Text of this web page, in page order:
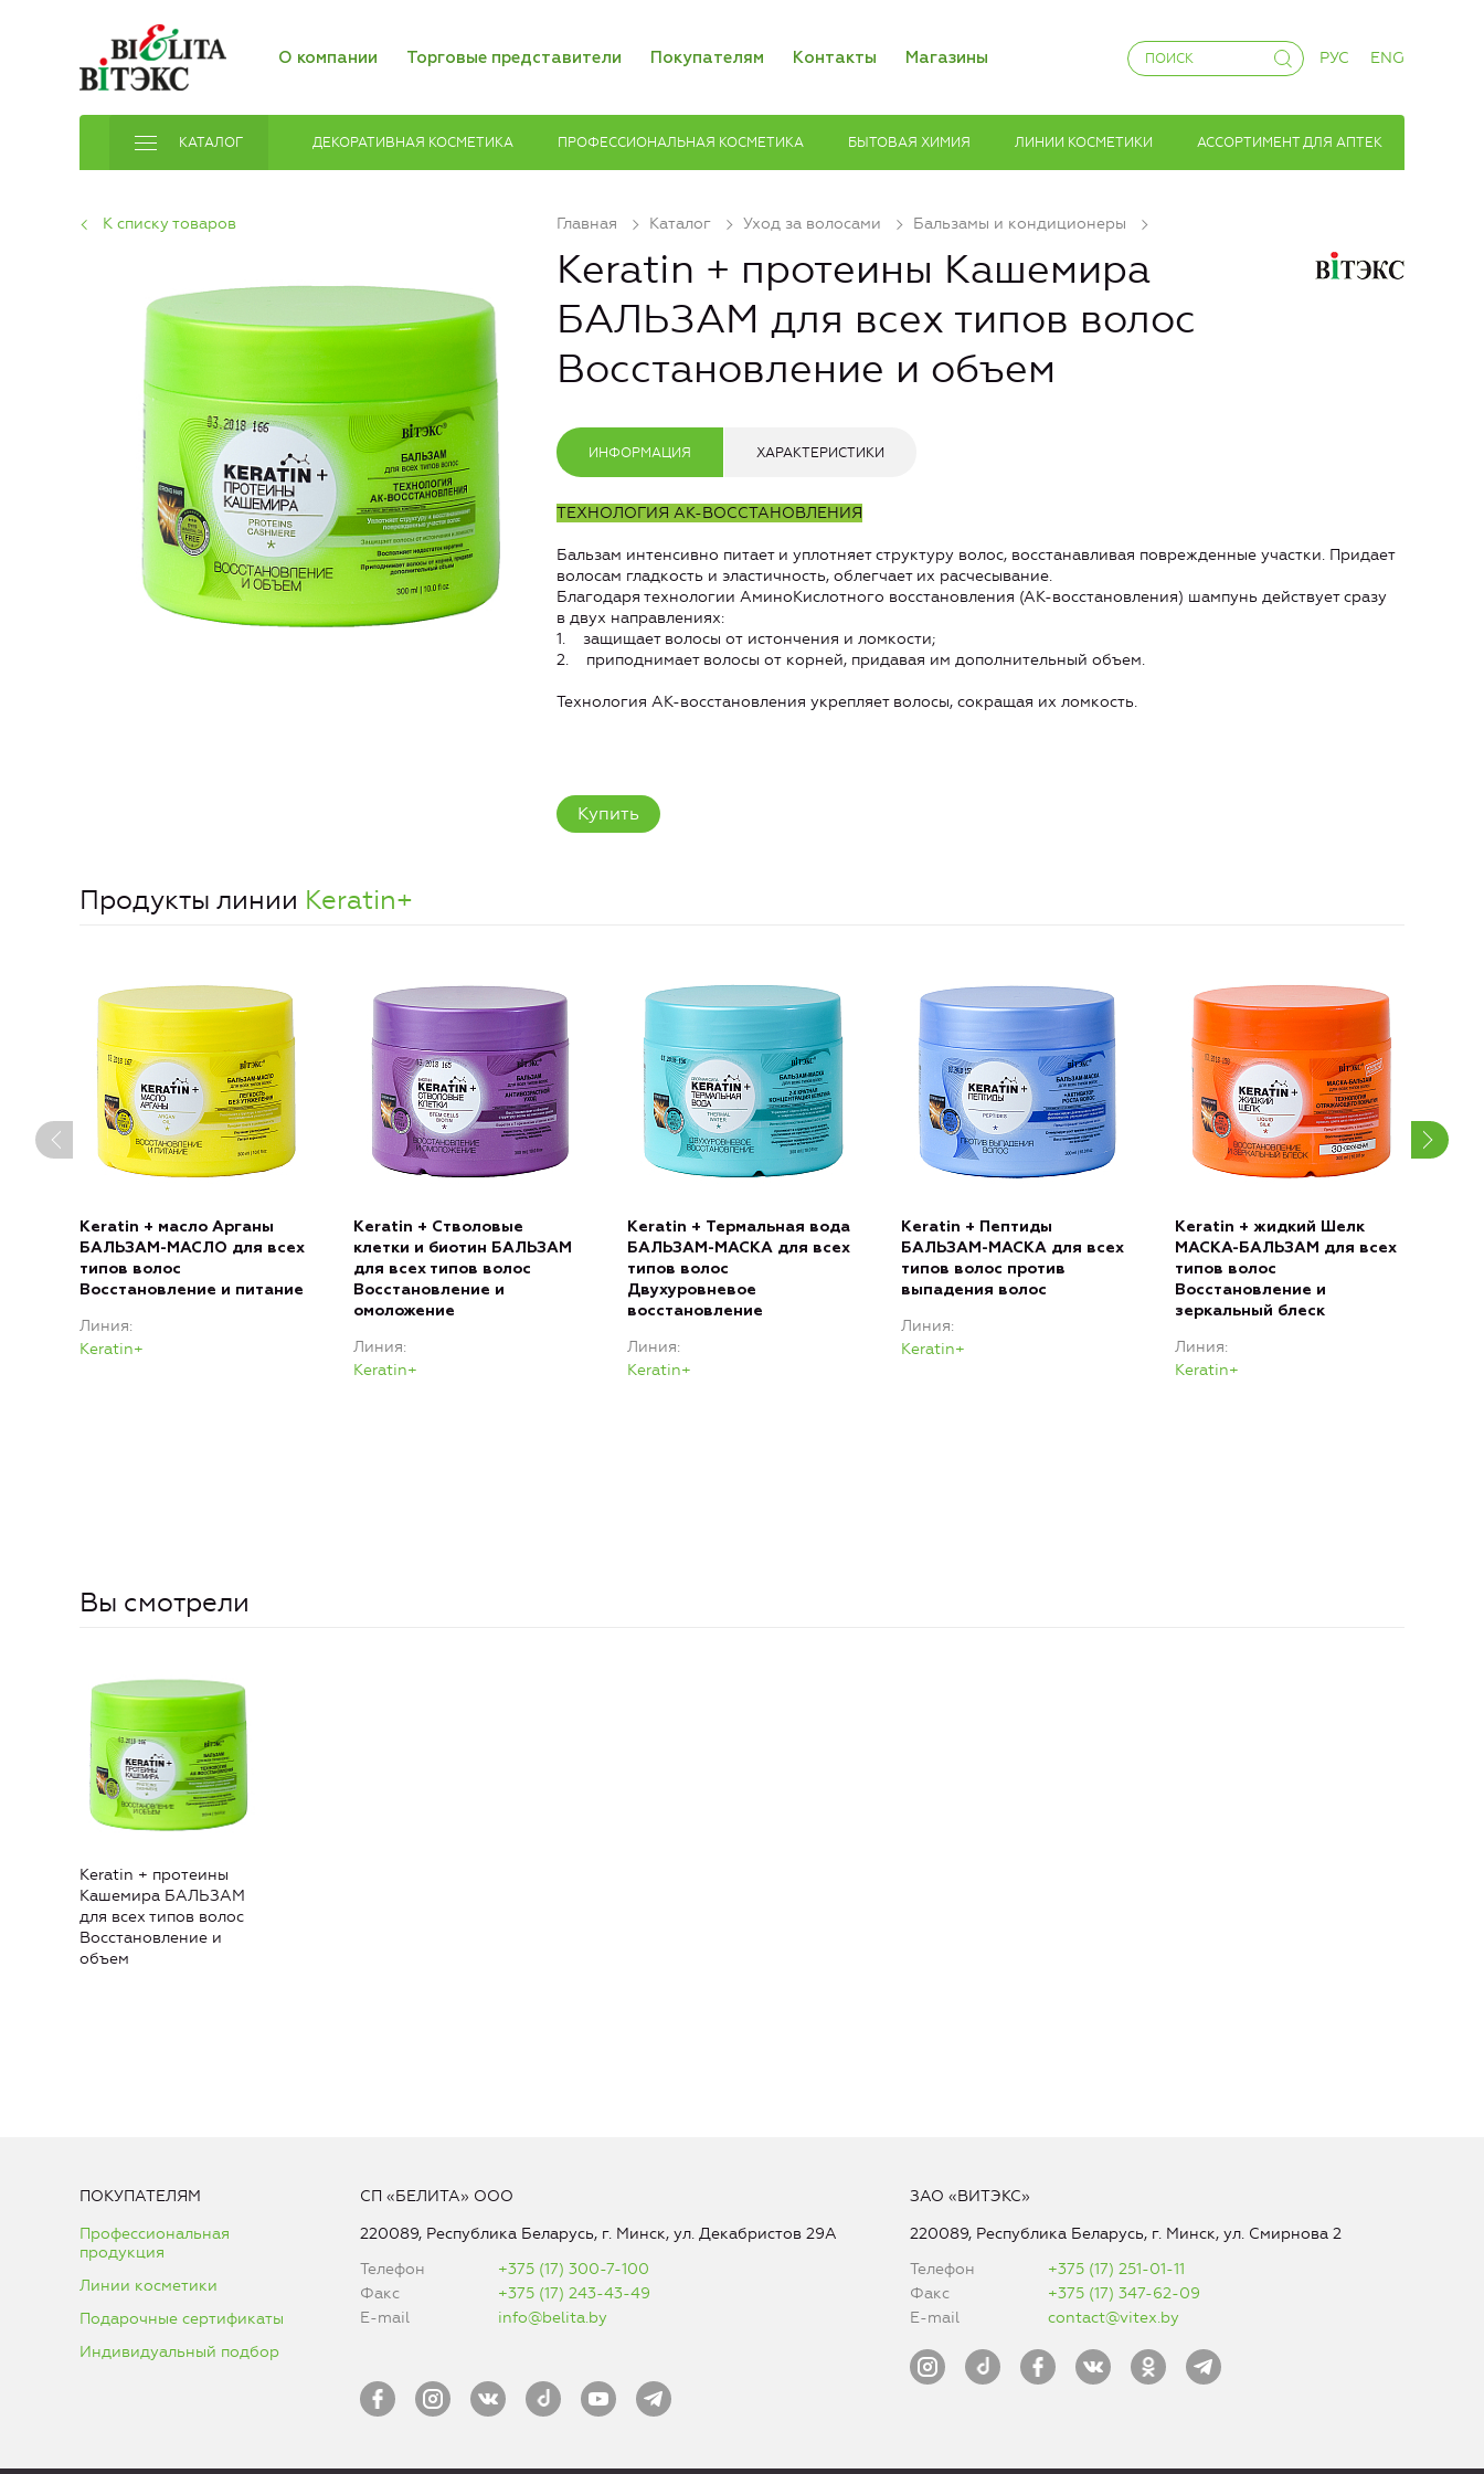
О компании Торговые представители Покупателям Контакты Магазины РУС ENG
КАТАЛОГ ДЕКОРАТИВНАЯ КОСМЕТИКА ПРОФЕССИОНАЛЬНАЯ КОСМЕТИКА БЫТОВАЯ ХИМИЯ ЛИНИИ КОСМЕТИКИ АССОРТИМЕНТ ДЛЯ АПТЕК
Главная Каталог Уход за волосами Бальзамы и кондиционеры
К списку товаров
Keratin + протеины Кашемира
БАЛЬЗАМ для всех типов волос
Восстановление и объем
ИНФОРМАЦИЯ ХАРАКТЕРИСТИКИ
ТЕХНОЛОГИЯ АК-ВОССТАНОВЛЕНИЯ
Бальзам интенсивно питает и уплотняет структуру волос, восстанавливая поврежденные участки. Придает
волосам гладкость и эластичность, облегчает их расчесывание.
Благодаря технологии АминоКислотного восстановления (АК-восстановления) шампунь действует сразу
в двух направлениях:
1. защищает волосы от истончения и ломкости;
2. приподнимает волосы от корней, придавая им дополнительный объем.
Технология АК-восстановления укрепляет волосы, сокращая их ломкость.
Купить
Продукты линии Keratin+
Keratin + масло Арганы
БАЛЬЗАМ-МАСЛО для всех
типов волос
Восстановление и питание
Линия
Keratin+
Keratin + Стволовые
клетки и биотин БАЛЬЗАМ
для всех типов волос
Восстановление и
омоложение
Линия
Keratin+
Keratin + Термальная вода
БАЛЬЗАМ-МАСКА для всех
типов волос
Двухуровневое
восстановление
Линия
Keratin+
Keratin + Пептиды
БАЛЬЗАМ-МАСКА для всех
типов волос против
выпадения волос
Линия
Keratin+
Keratin + жидкий Шелк
МАСКА-БАЛЬЗАМ для всех
типов волос
Восстановление и
зеркальный блеск
Линия
Keratin+
Вы смотрели
Keratin + протеины
Кашемира БАЛЬЗАМ
для всех типов волос
Восстановление и
объем
ПОКУПАТЕЛЯМ
Профессиональная
продукция
Линии косметики
Подарочные сертификаты
Индивидуальный подбор
СП «БЕЛИТА» ООО
220089, Республика Беларусь, г. Минск, ул. Декабристов 29А
Телефон
+375 (17) 300-7-100
Факс
+375 (17) 243-43-49
E-mail
info@belita.by
ЗАО «ВИТЭКС»
220089, Республика Беларусь, г. Минск, ул. Смирнова 2
Телефон
+375 (17) 251-01-11
Факс
+375 (17) 347-62-09
E-mail
contact@vitex.by